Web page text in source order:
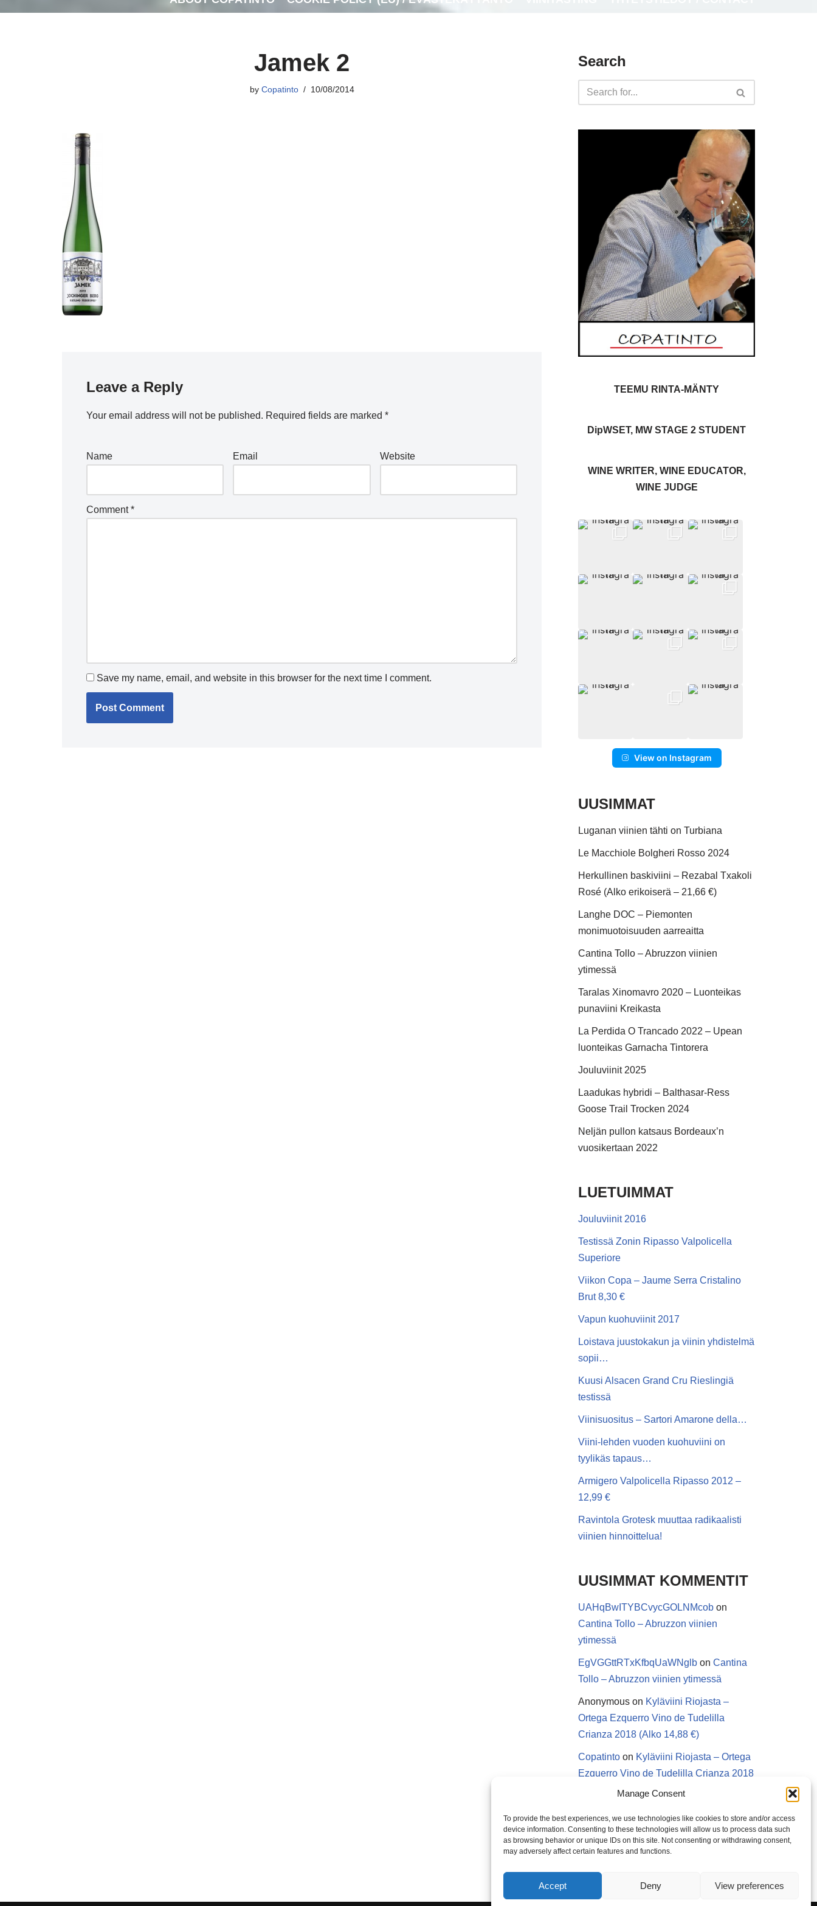
Manage Consent
To provide the best experiences, we use technologies like cookies to store and/or access
device information. Consenting to these technologies will allow us to process data such
as browsing behavior or unique IDs on this site. Not consenting or withdrawing consent,
may adversely affect certain features and functions.
Accept Deny View preferences
Jamek 2
by Copatinto 10/08/2014
Leave a Reply
Your email address will not be published. Required fields are marked *
Name Email Website
Comment*
Save my name, email, and website in this browser for the next time I comment.
Search
TEEMU RINTA-MÄNTY
DipWSET, MW STAGE 2 STUDENT
WINE WRITER, WINE EDUCATOR,
WINE JUDGE
View on Instagram
UUSIMMAT
Luganan viinien tähti on Turbiana
Le Macchiole Bolgheri Rosso 2024
Herkullinen baskiviini – Rezabal Txakoli
Rosé (Alko erikoiserä – 21,66 €)
Langhe DOC – Piemonten
monimuotoisuuden aarreaitta
Cantina Tollo – Abruzzon viinien
ytimessä
Taralas Xinomavro 2020 – Luonteikas
punaviini Kreikasta
La Perdida O Trancado 2022 – Upean
luonteikas Garnacha Tintorera
Jouluviinit 2025
Laadukas hybridi – Balthasar-Ress
Goose Trail Trocken 2024
Neljän pullon katsaus Bordeaux’n
vuosikertaan 2022
LUETUIMMAT
Jouluviinit 2016
Testissä Zonin Ripasso Valpolicella
Superiore
Viikon Copa – Jaume Serra Cristalino
Brut 8,30 €
Vapun kuohuviinit 2017
Loistava juustokakun ja viinin yhdistelmä
sopii…
Kuusi Alsacen Grand Cru Rieslingiä
testissä
Viinisuositus – Sartori Amarone della…
Viini-lehden vuoden kuohuviini on
tyylikäs tapaus…
Armigero Valpolicella Ripasso 2012 –
12,99 €
Ravintola Grotesk muuttaa radikaalisti
viinien hinnoittelua!
UUSIMMAT KOMMENTIT
UAHqBwITYBCvycGOLNMcob on
Cantina Tollo – Abruzzon viinien
ytimessä
EgVGGttRTxKfbqUaWNglb on Cantina
Tollo – Abruzzon viinien ytimessä
Anonymous on Kyläviini Riojasta –
Ortega Ezquerro Vino de Tudelilla
Crianza 2018 (Alko 14,88 €)
Copatinto on Kyläviini Riojasta – Ortega
Ezquerro Vino de Tudelilla Crianza 2018
(Alko 14,88 €)
Riojasta – Ortega Ezquerro Vino de
Tudelilla Crianza 2018 (Alko 14,88 €)